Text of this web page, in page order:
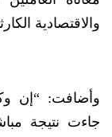
والاقتصادية
وأضافت: “إن
جاءت نتيجة